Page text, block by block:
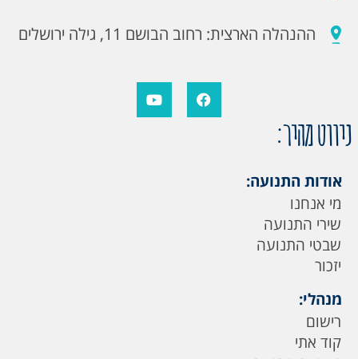
ההנהלה הארצית: רחוב הבושם 11, גילה ירושלים
ניווט מהיר:
אודות התנועה:
מי אנחנו
שירי התנועה
שבטי התנועה
יזכור
מנהלי:
רישום
קוד אתי